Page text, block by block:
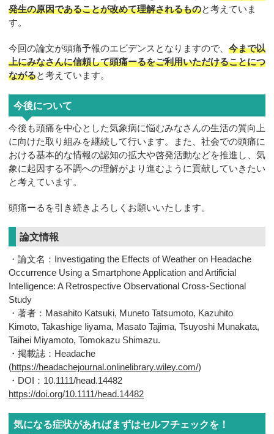
発生の原因であることが改めて理解されるものと考えていま
す。
今回の論文が頭痛予報のエビデンスとなりますので、 今まで以
上にみなさんに信頼して頭痛ーるをご利用いただけることにつ
ながると考えています。
今後について
今後も頭痛を中心とした気象病に悩むみなさんの生活の質向上
に向けた取り組みを継続して行います。また、社会での頭痛に
おける基本的な情報の認知の拡大や啓発活動などを推進し、気
象に起因する不調への理解がより進むように貢献していきたい
と考えています。
頭痛ーるを引き続きよろしくお願いいたします。
論文情報
・論文名：Investigating the Effects of Weather on Headache
Occurrence Using a Smartphone Application and Artificial
Intelligence: A Retrospective Observational Cross-Sectional
Study
・著者：Masahito Katsuki, Muneto Tatsumoto, Kazuhito
Kimoto, Takashige Iiyama, Masato Tajima, Tsuyoshi Munakata,
Taihei Miyamoto, Tomokazu Shimazu.
・掲載誌：Headache
(https://headachejournal.onlinelibrary.wiley.com/)
・DOI：10.1111/head.14482
https://doi.org/10.1111/head.14482
気になる症状があればまずはセルフチェックを！